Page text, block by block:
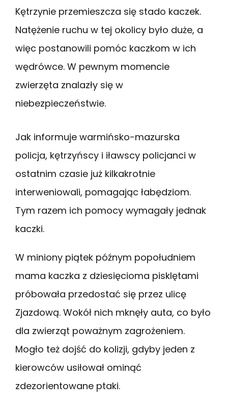
Kętrzynie przemieszcza się stado kaczek.
Natężenie ruchu w tej okolicy było duże, a
więc postanowili pomóc kaczkom w ich
wędrówce. W pewnym momencie
zwierzęta znalazły się w
niebezpieczeństwie.
Jak informuje warmińsko-mazurska
policja, kętrzyńscy i iławscy policjanci w
ostatnim czasie już kilkakrotnie
interweniowali, pomagając łabędziom.
Tym razem ich pomocy wymagały jednak
kaczki.
W miniony piątek późnym popołudniem
mama kaczka z dziesięcioma pisklętami
próbowała przedostać się przez ulicę
Zjazdową. Wokół nich mknęły auta, co było
dla zwierząt poważnym zagrożeniem.
Mogło też dojść do kolizji, gdyby jeden z
kierowców usiłował ominąć
zdezorientowane ptaki.